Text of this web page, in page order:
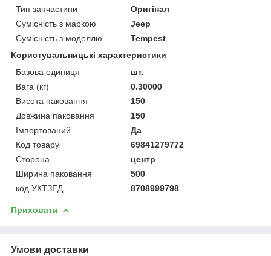
Тип запчастини
Оригінал
Сумісність з маркою
Jeep
Сумісність з моделлю
Tempest
Користувальницькі характеристики
Базова одиниця
шт.
Вага (кг)
0.30000
Висота паковання
150
Довжина паковання
150
Імпортований
Да
Код товару
69841279772
Сторона
центр
Ширина паковання
500
код УКТЗЕД
8708999798
Приховати
Умови доставки